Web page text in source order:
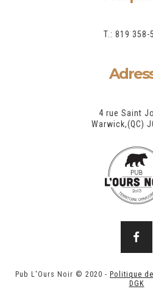
T.: 819 358-
4 rue Saint
Warwick,(QC)
Pub L'Ours Noir © 2020 - Politique
DGK